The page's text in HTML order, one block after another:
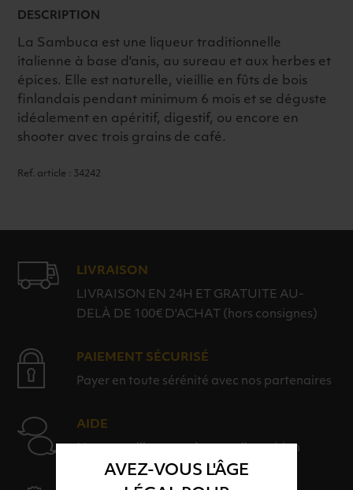
AVEZ-VOUS L'ÂGE
DESCRIPTION
La Sambuca est une liqueur traditionnelle
italienne à base d'anis, au sureau et aux herbes et
épices. Elle est naturelle, vieillie en fûts de bois
finlandais pendant minimum 6 mois et se déguste
idéalement en apéritif, digestif, ou encore en
shooter avec trois grains de café.
Ref. article : 34242
LIVRAISON
LIVRAISON EN 24H ET GRATUITE AU-
DELÀ DE 100€ D'ACHAT (hors consignes)
PAIEMENT SÉCURISÉ
Payer en toute sérénité avec nos partenaires
AIDE
Nos conseillers sont à votre disposition